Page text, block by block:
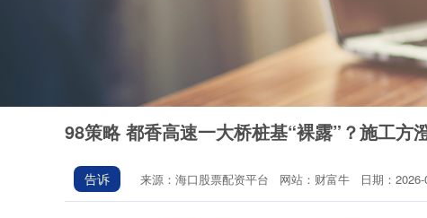
98策略 都香高速一大桥桩基“裸露”？施工方
告诉 来源：海口股票配资平台 网站：财富牛 日期：